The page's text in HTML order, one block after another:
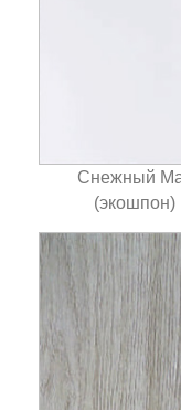
Снежный
(экошпон)